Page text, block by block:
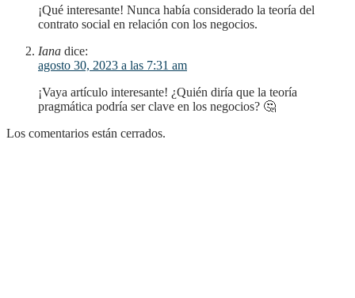
¡Qué interesante! Nunca había considerado la teoría del
contrato social en relación con los negocios.
Iana dice:
agosto 30, 2023 a las 7:31 am
¡Vaya artículo interesante! ¿Quién diría que la teoría
pragmática podría ser clave en los negocios? 🤔
Los comentarios están cerrados.